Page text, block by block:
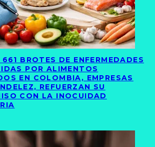
BROTES DE ENFERMEDADES
POR ALIMENTOS
EN COLOMBIA, EMPRESAS
REFUERZAN SU
CON LA INOCUIDAD